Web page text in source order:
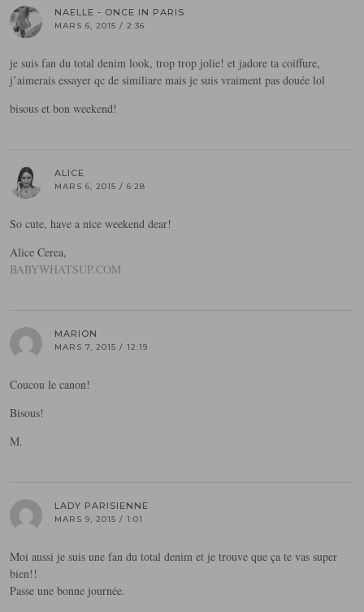
NAELLE - ONCE IN PARIS
MARS 6, 2015 / 2:36
je suis fan du total denim look, trop trop jolie! et jadore ta coiffure,
j’aimerais essayer qc de similiare mais je suis vraiment pas douée lol
bisous et bon weekend!
ALICE
MARS 6, 2015 / 6:28
So cute, have a nice weekend dear!
Alice Cerea,
BABYWHATSUP.COM
MARION
MARS 7, 2015 / 12:19
Coucou le canon!
Bisous!
M.
LADY PARISIENNE
MARS 9, 2015 / 1:01
Moi aussi je suis une fan du total denim et je trouve que ça te vas super
bien!!
Passe une bonne journée.